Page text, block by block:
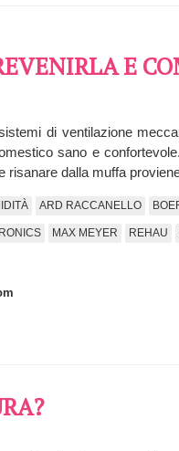
E
di ventilazione
sano e
risanare dalla muffa
ARD RACCANELLO
MAX MEYER REHAU